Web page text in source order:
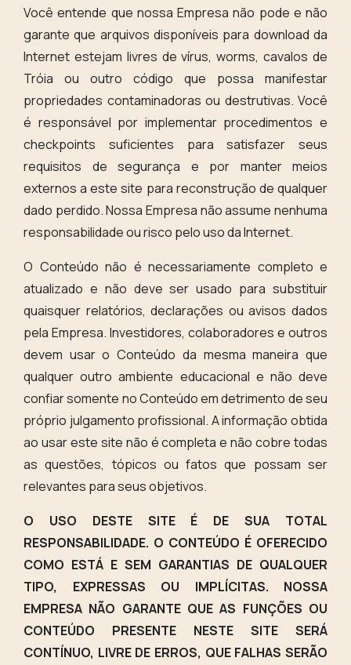
Você entende que nossa Empresa não pode e não
garante que arquivos disponíveis para download da
Internet estejam livres de vírus, worms, cavalos de
Tróia ou outro código que possa manifestar
propriedades contaminadoras ou destrutivas. Você
é responsável por implementar procedimentos e
checkpoints suficientes para satisfazer seus
requisitos de segurança e por manter meios
externos a este site para reconstrução de qualquer
dado perdido. Nossa Empresa não assume nenhuma
responsabilidade ou risco pelo uso da Internet.
O Conteúdo não é necessariamente completo e
atualizado e não deve ser usado para substituir
quaisquer relatórios, declarações ou avisos dados
pela Empresa. Investidores, colaboradores e outros
devem usar o Conteúdo da mesma maneira que
qualquer outro ambiente educacional e não deve
confiar somente no Conteúdo em detrimento de seu
próprio julgamento profissional. A informação obtida
ao usar este site não é completa e não cobre todas
as questões, tópicos ou fatos que possam ser
relevantes para seus objetivos.
O USO DESTE SITE É DE SUA TOTAL
RESPONSABILIDADE. O CONTEÚDO É OFERECIDO
COMO ESTÁ E SEM GARANTIAS DE QUALQUER
TIPO, EXPRESSAS OU IMPLÍCITAS. NOSSA
EMPRESA NÃO GARANTE QUE AS FUNÇÕES OU
CONTEÚDO PRESENTE NESTE SITE SERÁ
CONTÍNUO, LIVRE DE ERROS, QUE FALHAS SERÃO